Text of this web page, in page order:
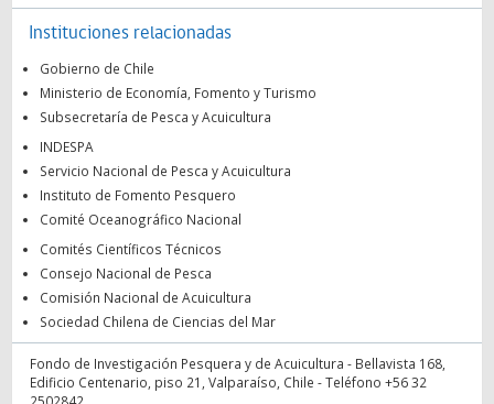
Instituciones relacionadas
Gobierno de Chile
Ministerio de Economía, Fomento y Turismo
Subsecretaría de Pesca y Acuicultura
INDESPA
Servicio Nacional de Pesca y Acuicultura
Instituto de Fomento Pesquero
Comité Oceanográfico Nacional
Comités Científicos Técnicos
Consejo Nacional de Pesca
Comisión Nacional de Acuicultura
Sociedad Chilena de Ciencias del Mar
Fondo de Investigación Pesquera y de Acuicultura - Bellavista 168,
Edificio Centenario, piso 21, Valparaíso, Chile - Teléfono +56 32